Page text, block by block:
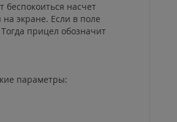
насчет
экране. Если в поле
прицел обозначит
параметры: